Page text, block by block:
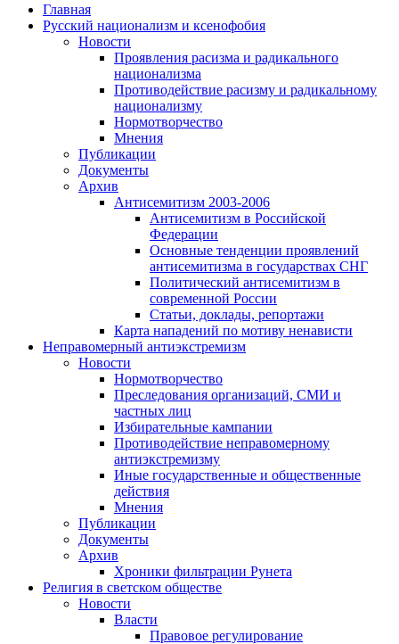
Главная
Русский национализм и ксенофобия
Новости
Проявления расизма и радикального
национализма
Противодействие расизму и радикальному
национализму
Нормотворчество
Мнения
Публикации
Документы
Архив
Антисемитизм 2003-2006
Антисемитизм в Российской
Федерации
Основные тенденции проявлений
антисемитизма в государствах СНГ
Политический антисемитизм в
современной России
Статьи, доклады, репортажи
Карта нападений по мотиву ненависти
Неправомерный антиэкстремизм
Новости
Нормотворчество
Преследования организаций, СМИ и
частных лиц
Избирательные кампании
Противодействие неправомерному
антиэкстремизму
Иные государственные и общественные
действия
Мнения
Публикации
Документы
Архив
Хроники фильтрации Рунета
Религия в светском обществе
Новости
Власти
Правовое регулирование